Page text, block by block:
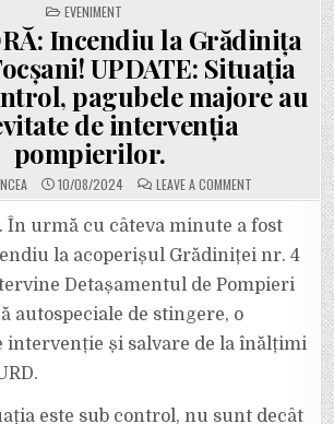
POSTED
IN
EVENIMENT
Incendiu la Grădinița
UPDATE: Situația
pagubele majore au
de intervenția
pompierilor.
10/08/2024 LEAVE A COMMENTON
ULTIMA
INCENDIU
LA
GRĂDINIȚA
NR.
DIN
ESTE
SUB
AU
FOST
În urmă cu câteva minute a fost
la acoperișul Grădiniței nr. 4
Detașamentul de Pompieri
autospeciale de stingere, o
intervenție și salvare de la înălțimi
este sub control, nu sunt decât